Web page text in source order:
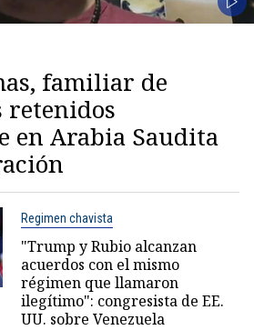
familiar de
retenidos
en Arabia Saudita
Regimen chavista
"Trump y Rubio alcanzan
acuerdos con el mismo
régimen que llamaron
ilegítimo": congresista de EE.
UU. sobre Venezuela